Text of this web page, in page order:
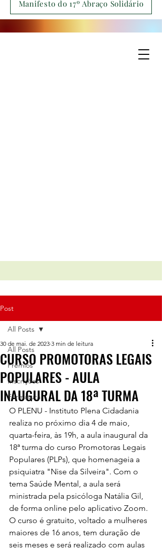
Manifesto do 17º Abraço Solidário
Post
All Posts
Prêmios
Inscrições
Formatura
All Posts
CURSO PROMOTORAS LEGAIS
POPULARES - AULA
INAUGURAL DA 18ª TURMA
30 de mai. de 2023 3 min de leitura
O PLENU - Instituto Plena Cidadania
realiza no próximo dia 4 de maio,
quarta-feira, às 19h, a aula inaugural da
18ª turma do curso Promotoras Legais
Populares (PLPs), que homenageia a
psiquiatra "Nise da Silveira". Com o
tema Saúde Mental, a aula será
ministrada pela psicóloga Natália Gil,
de forma online pelo aplicativo Zoom.
O curso é gratuito, voltado a mulheres
maiores de 16 anos, tem duração de
seis meses e será realizado com aulas